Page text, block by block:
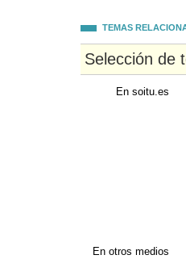
TEMAS
Selección de
En soitu.es
En otros medios